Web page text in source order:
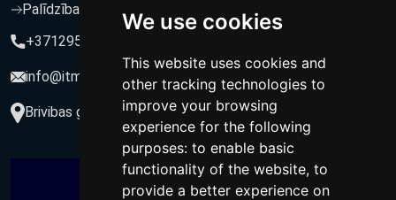
We use cookies
This website uses cookies and
other tracking technologies to
improve your browsing
experience for the following
purposes: to enable basic
functionality of the website, to
provide a better experience on
Palīdzība un atbalsts
+37129564547
info@itmarketing.lv
Brivibas gatve 234-77, LV-1039, Riga, Latvia